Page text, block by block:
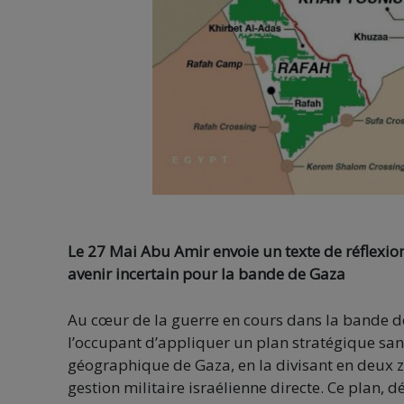
Le 27 Mai Abu Amir envoie un texte de
avenir incertain pour la bande de Gaza
Au cœur de la guerre en cours dans la bande
l’occupant d’appliquer un plan stratégique
géographique de Gaza, en la divisant en deux
gestion militaire israélienne directe. Ce plan,